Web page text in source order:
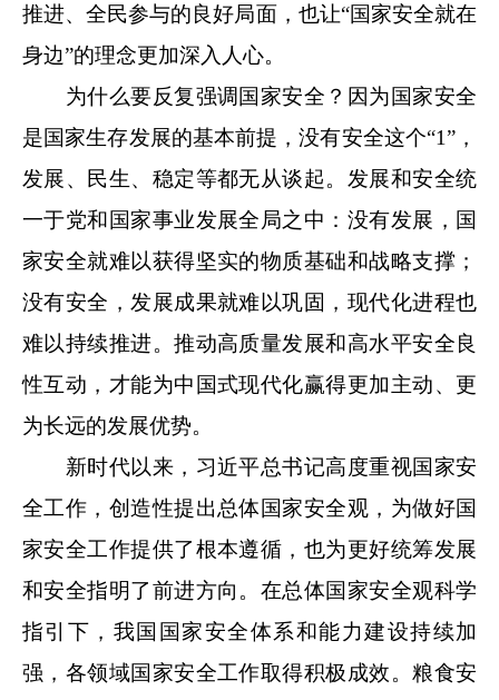
推进、全民参与的良好局面，也让“国家安全就在
身边”的理念更加深入人心。
为什么要反复强调国家安全？因为国家安全
是国家生存发展的基本前提，没有安全这个“1”，
发展、民生、稳定等都无从谈起。发展和安全统
一于党和国家事业发展全局之中：没有发展，国
家安全就难以获得坚实的物质基础和战略支撑；
没有安全，发展成果就难以巩固，现代化进程也
难以持续推进。推动高质量发展和高水平安全良
性互动，才能为中国式现代化赢得更加主动、更
为长远的发展优势。
新时代以来，习近平总书记高度重视国家安
全工作，创造性提出总体国家安全观，为做好国
家安全工作提供了根本遵循，也为更好统筹发展
和安全指明了前进方向。在总体国家安全观科学
指引下，我国国家安全体系和能力建设持续加
强，各领域国家安全工作取得积极成效。粮食安